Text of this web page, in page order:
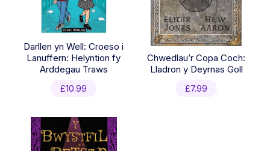
Darllen yn Well: Croeso i
Lanuffern: Helyntion fy
Arddegau Traws
£10.99
Chwedlau’r Copa Coch:
Lladron y Deyrnas Goll
£7.99